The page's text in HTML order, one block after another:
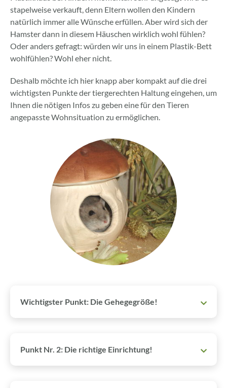
stapelweise verkauft, denn Eltern wollen den Kindern
natürlich immer alle Wünsche erfüllen. Aber wird sich der
Hamster dann in diesem Häuschen wirklich wohl fühlen?
Oder anders gefragt: würden wir uns in einem Plastik-Bett
wohlfühlen? Wohl eher nicht.
Deshalb möchte ich hier knapp aber kompakt auf die drei
wichtigsten Punkte der tiergerechten Haltung eingehen, um
Ihnen die nötigen Infos zu geben eine für den Tieren
angepasste Wohnsituation zu ermöglichen.
Wichtigster Punkt: Die Gehegegröße!
Punkt Nr. 2: Die richtige Einrichtung!